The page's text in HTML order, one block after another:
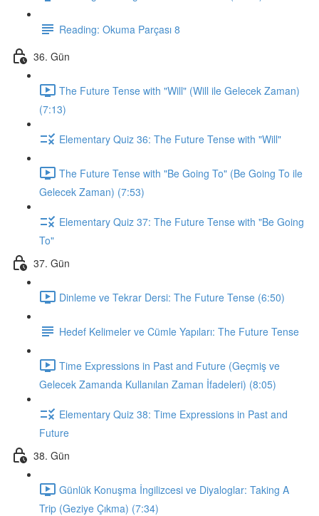
Reading: Okuma Parçası 8
36. Gün
The Future Tense with "Will" (Will ile Gelecek Zaman)
(7:13)
Elementary Quiz 36: The Future Tense with "Will"
The Future Tense with "Be Going To" (Be Going To ile
Gelecek Zaman) (7:53)
Elementary Quiz 37: The Future Tense with "Be Going
To"
37. Gün
Dinleme ve Tekrar Dersi: The Future Tense (6:50)
Hedef Kelimeler ve Cümle Yapıları: The Future Tense
Time Expressions in Past and Future (Geçmiş ve
Gelecek Zamanda Kullanılan Zaman İfadeleri) (8:05)
Elementary Quiz 38: Time Expressions in Past and
Future
38. Gün
Günlük Konuşma İngilizcesi ve Diyaloglar: Taking A
Trip (Geziye Çıkma) (7:34)